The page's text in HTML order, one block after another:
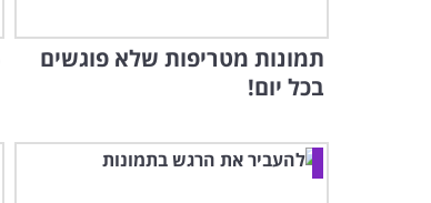
תמונות מטריפות שלא פוגשים
בכל יום!